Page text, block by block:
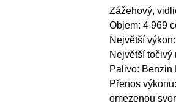
Zážehový,
Objem: 4 969
Největší
Největší točivý
Palivo: Benzin
Přenos
omezenou